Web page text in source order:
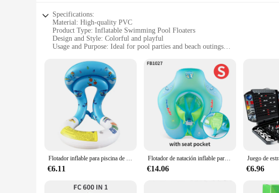
Specifications:
Material: High-quality PVC
Product Type: Inflatable Swimming Pool Floaters
Design and Style: Colorful and playful
Usage and Purpose: Ideal for pool parties and beach outings
Shape and Size: Designed to fit comfortably in standard pools
Features:
**Durable and Safe Construction**
Crafted from robust PVC, our inflatable swimming pool floaters are
and enjoyable experience. The floaters are easy to inflate and deflate,
**Versatile and Fun Design**
Our inflatable swimming pool floaters are not just about safety; they're also
The floaters come in sets, making them perfect for group play or as gifts for
splashing and relaxation.
**Suitable for Children and Wholesale Purchases**
Our inflatable swimming pool floaters are designed with children in mind,
sale at swimming pool parties, beach outings, or as a standalone item at toy
Flotador inflable para piscina de bebés, chaleco salvavidas para niños, juguetes de juegos acuáticos de verano, flotadores de anillo
€6.11
Flotador de natación inflable para bebés, anillo de baño circular, juguetes de verano para niños pequeños
€14.06 €6.96